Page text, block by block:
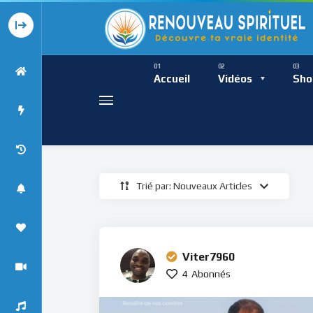
Accueil Vidéos
Présence
Présence
Trié par: Nouveaux Articles
Viter7960
4 Abonnés